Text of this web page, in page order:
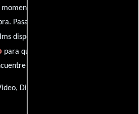
no contamos con enlaces a
Pasa por nuestro catálogo de
disponibles. También puedes
para que le demos prioridad y te
disponible
Disney+